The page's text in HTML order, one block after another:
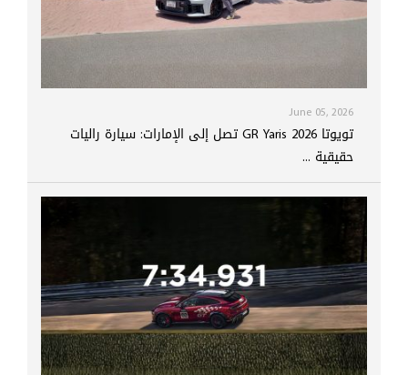
June 05, 2026
تويوتا GR Yaris 2026 تصل إلى الإمارات: سيارة راليات
حقيقية ...